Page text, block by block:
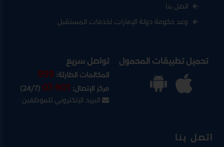
اتصل بنا
وعد حكومة دولة الإمارات لخدمات المستقبل
تحميل تطبيقات المحمول تواصل سريع
المكالمات الطارئة:999
مركز الإتصال:07-901
(24/7)
البريد الإلكتروني للموظفين
اتصل بنا